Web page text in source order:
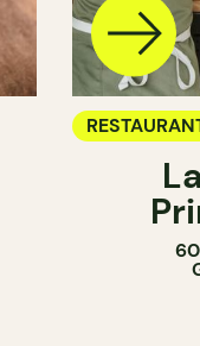
60